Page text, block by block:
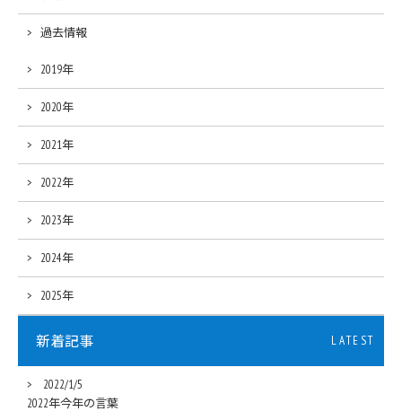
過去情報
2019年
2020年
2021年
2022年
2023年
2024年
2025年
新着記事 LATEST
2022/1/5
2022年今年の言葉